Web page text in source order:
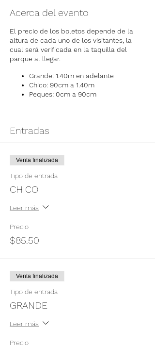
Acerca del evento
El precio de los boletos depende de la
altura de cada uno de los visitantes, la
cual será verificada en la taquilla del
parque al llegar.
Grande: 1.40m en adelante
Chico: 90cm a 1.40m
Peques: 0cm a 90cm
Entradas
Venta finalizada
Tipo de entrada
CHICO
Leer más
Precio
$85.50
Venta finalizada
Tipo de entrada
GRANDE
Leer más
Precio